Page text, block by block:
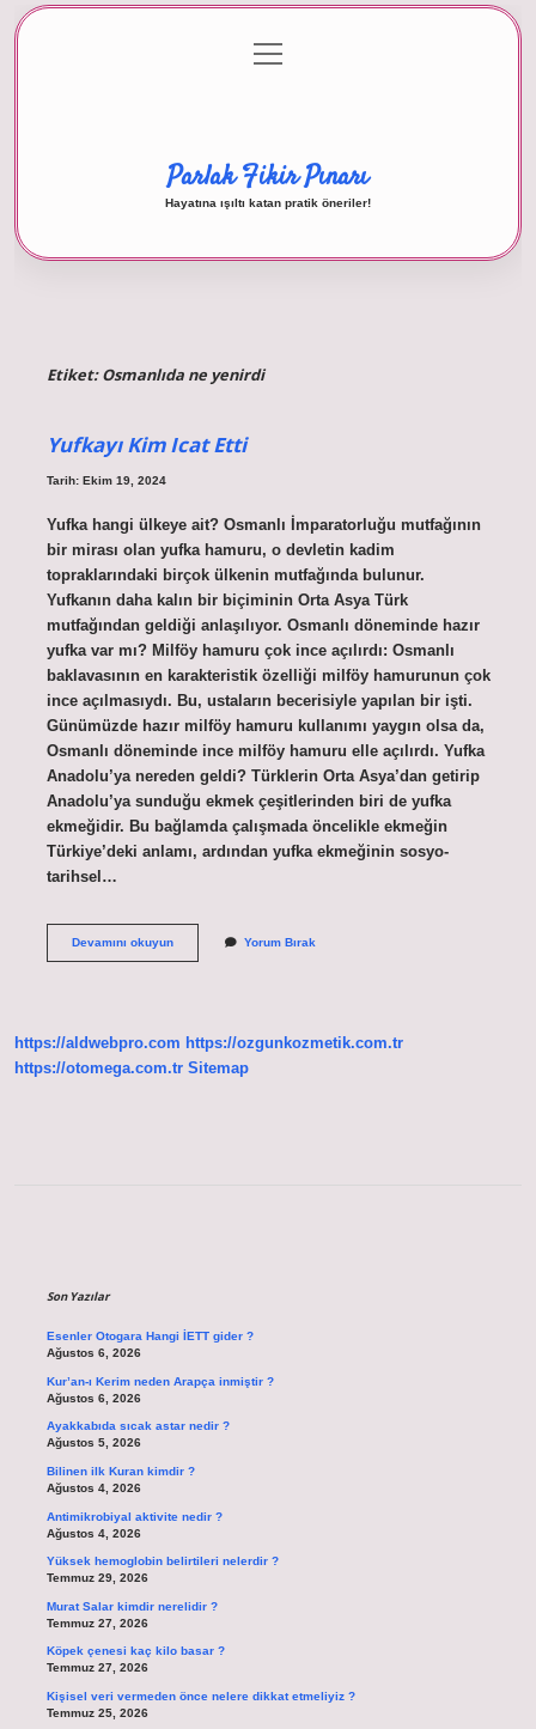
Gizlilik Politikası
menüyü
aç
Parlak Fikir Pınarı
Hayatına ışıltı katan pratik öneriler!
Etiket:Osmanlıda ne yenirdi
Yufkayı Kim Icat Etti
Tarih: Ekim 19, 2024
Yufka hangi ülkeye ait? Osmanlı İmparatorluğu mutfağının
bir mirası olan yufka hamuru, o devletin kadim
topraklarındaki birçok ülkenin mutfağında bulunur.
Yufkanın daha kalın bir biçiminin Orta Asya Türk
mutfağından geldiği anlaşılıyor. Osmanlı döneminde hazır
yufka var mı? Milföy hamuru çok ince açılırdı: Osmanlı
baklavasının en karakteristik özelliği milföy hamurunun çok
ince açılmasıydı. Bu, ustaların becerisiyle yapılan bir işti.
Günümüzde hazır milföy hamuru kullanımı yaygın olsa da,
Osmanlı döneminde ince milföy hamuru elle açılırdı. Yufka
Anadolu’ya nereden geldi? Türklerin Orta Asya’dan getirip
Anadolu’ya sunduğu ekmek çeşitlerinden biri de yufka
ekmeğidir. Bu bağlamda çalışmada öncelikle ekmeğin
Türkiye’deki anlamı, ardından yufka ekmeğinin sosyo-
tarihsel…
Devamını okuyunYufkayı
Yorum Bırak
https://aldwebpro.com https://ozgunkozmetik.com.tr
https://otomega.com.tr Sitemap
Son Yazılar
Esenler Otogara Hangi İETT gider ?
Ağustos 6, 2026
Kur’an-ı Kerim neden Arapça inmiştir ?
Ağustos 6, 2026
Ayakkabıda sıcak astar nedir ?
Ağustos 5, 2026
Bilinen ilk Kuran kimdir ?
Ağustos 4, 2026
Antimikrobiyal aktivite nedir ?
Ağustos 4, 2026
Yüksek hemoglobin belirtileri nelerdir ?
Temmuz 29, 2026
Murat Salar kimdir nerelidir ?
Temmuz 27, 2026
Köpek çenesi kaç kilo basar ?
Temmuz 27, 2026
Kişisel veri vermeden önce nelere dikkat etmeliyiz ?
Temmuz 25, 2026